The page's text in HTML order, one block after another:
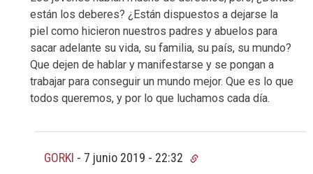
están los deberes? ¿Están dispuestos a dejarse la
piel como hicieron nuestros padres y abuelos para
sacar adelante su vida, su familia, su país, su mundo?
Que dejen de hablar y manifestarse y se pongan a
trabajar para conseguir un mundo mejor. Que es lo que
todos queremos, y por lo que luchamos cada día.
GORKI - 7 junio 2019 - 22:32